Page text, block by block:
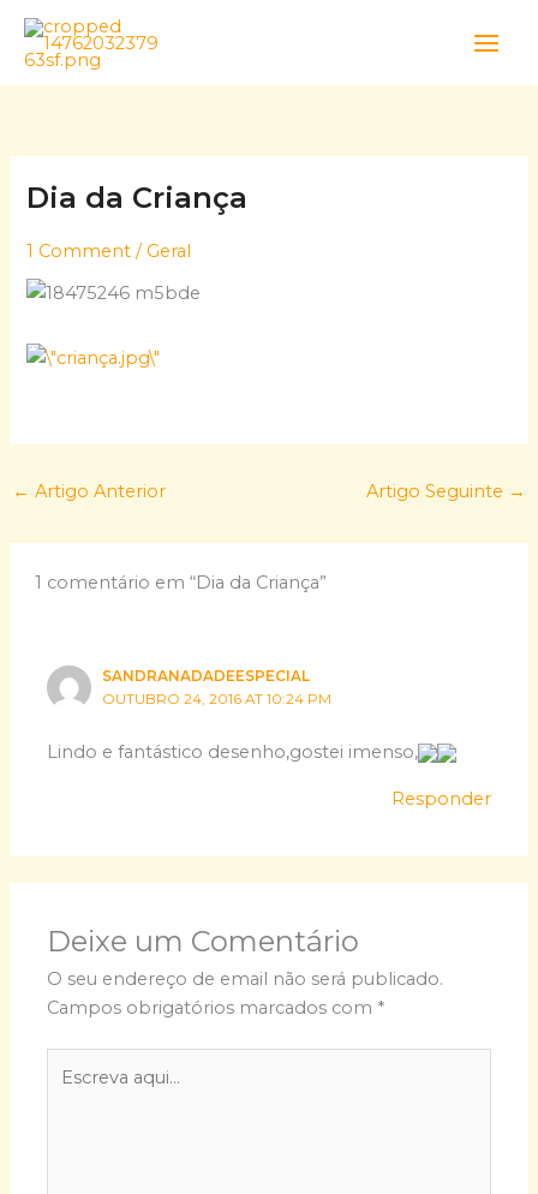
Skip
content
Dia da Criança
1 Comment / Geral
← Artigo Anterior Artigo Seguinte →
1 comentário em “Dia da Criança”
SANDRANADADEESPECIAL
OUTUBRO 24, 2016 AT 10:24 PM
Lindo e fantástico desenho,gostei imenso,
Responder
Deixe um Comentário
O seu endereço de email não será publicado.
Campos obrigatórios marcados com *
aqui...